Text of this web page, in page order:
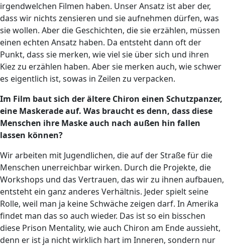
irgendwelchen Filmen haben. Unser Ansatz ist aber der,
dass wir nichts zensieren und sie aufnehmen dürfen, was
sie wollen. Aber die Geschichten, die sie erzählen, müssen
einen echten Ansatz haben. Da entsteht dann oft der
Punkt, dass sie merken, wie viel sie über sich und ihren
Kiez zu erzählen haben. Aber sie merken auch, wie schwer
es eigentlich ist, sowas in Zeilen zu verpacken.
Im Film baut sich der ältere Chiron einen Schutzpanzer,
eine Maskerade auf. Was braucht es denn, dass diese
Menschen ihre Maske auch nach außen hin fallen
lassen können?
Wir arbeiten mit Jugendlichen, die auf der Straße für die
Menschen unerreichbar wirken. Durch die Projekte, die
Workshops und das Vertrauen, das wir zu ihnen aufbauen,
entsteht ein ganz anderes Verhältnis. Jeder spielt seine
Rolle, weil man ja keine Schwäche zeigen darf. In Amerika
findet man das so auch wieder. Das ist so ein bisschen
diese Prison Mentality, wie auch Chiron am Ende aussieht,
denn er ist ja nicht wirklich hart im Inneren, sondern nur